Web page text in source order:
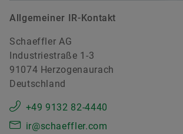
Allgemeiner IR-Kontakt
Schaeffler AG
Industriestraße 1-3
91074 Herzogenaurach
Deutschland
+49 9132 82-4440
ir@schaeffler.com